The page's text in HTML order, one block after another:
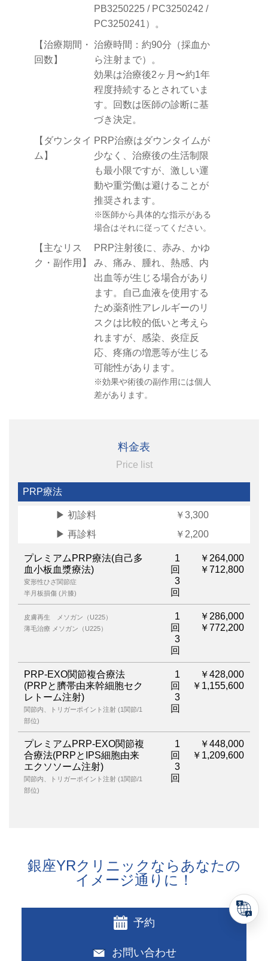
PB3250225 / PC3250242 /
PC3250241）。
【治療期間・
回数】
治療時間：約90分（採血か
ら注射まで）。
効果は治療後2ヶ月〜約1年
程度持続するとされていま
す。回数は医師の診断に基
づき決定。
【ダウンタイ
ム】
PRP治療はダウンタイムが
少なく、治療後の生活制限
も最小限ですが、激しい運
動や重労働は避けることが
推奨されます。
※医師から具体的な指示がある
場合はそれに従ってください。
【主なリス
ク・副作用】
PRP注射後に、赤み、かゆ
み、痛み、腫れ、熱感、内
出血等が生じる場合があり
ます。自己血液を使用する
ため薬剤性アレルギーのリ
スクは比較的低いと考えら
れますが、感染、炎症反
応、疼痛の増悪等が生じる
可能性があります。
※効果や術後の副作用には個人
差があります。
料金表
Price list
PRP療法
▶︎ 初診料
￥3,300
▶︎ 再診料
￥2,200
プレミアムPRP療法(自己多
血小板血漿療法)
変形性ひざ関節症
半月板損傷 (片膝)
1
回
3
回
￥264,000
￥712,800
皮膚再生 メソガン（U225）
薄毛治療 メソガン（U225）
1
回
3
回
￥286,000
￥772,200
PRP-EXO関節複合療法
(PRPと臍帯由来幹細胞セク
レトーム注射)
関節内、トリガーポイント注射 (1関節/1
部位)
1
回
3
回
￥428,000
￥1,155,600
プレミアムPRP-EXO関節複
合療法(PRPとIPS細胞由来
エクソソーム注射)
関節内、トリガーポイント注射 (1関節/1
部位)
1
回
3
回
￥448,000
￥1,209,600
銀座YRクリニックならあなたの
イメージ通りに！
予約
お問い合わせ